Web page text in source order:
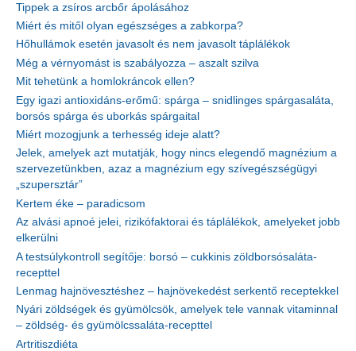
Tippek a zsíros arcbőr ápolásához
Miért és mitől olyan egészséges a zabkorpa?
Hőhullámok esetén javasolt és nem javasolt táplálékok
Még a vérnyomást is szabályozza – aszalt szilva
Mit tehetünk a homlokráncok ellen?
Egy igazi antioxidáns-erőmű: spárga – snidlinges spárgasaláta,
borsós spárga és uborkás spárgaital
Miért mozogjunk a terhesség ideje alatt?
Jelek, amelyek azt mutatják, hogy nincs elegendő magnézium a
szervezetünkben, azaz a magnézium egy szívegészségügyi
„szupersztár”
Kertem éke – paradicsom
Az alvási apnoé jelei, rizikófaktorai és táplálékok, amelyeket jobb
elkerülni
A testsúlykontroll segítője: borsó – cukkinis zöldborsósaláta-
recepttel
Lenmag hajnövesztéshez – hajnövekedést serkentő receptekkel
Nyári zöldségek és gyümölcsök, amelyek tele vannak vitaminnal
– zöldség- és gyümölcssaláta-recepttel
Artritiszdiéta